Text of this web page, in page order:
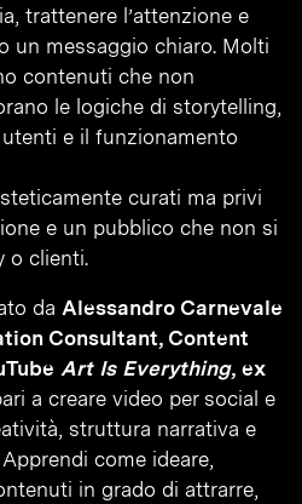
trattenere l’attenzione e
un messaggio chiaro. Molti
contenuti che non
le logiche di storytelling,
e il funzionamento
curati ma privi
e un pubblico che non si
o clienti.
da Alessandro Carnevale
Consultant, Content
Art Is Everything, ex
a creare video per social e
struttura narrativa e
come ideare,
in grado di attrarre,